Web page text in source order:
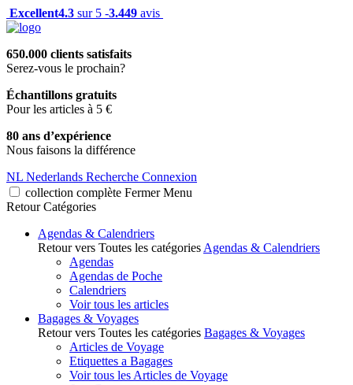
Excellent4.3 sur 5 -3.449 avis
650.000 clients satisfaits
Serez-vous le prochain?
Échantillons gratuits
Pour les articles à 5 €
80 ans d’expérience
Nous faisons la différence
NL Nederlands Recherche Connexion
collection complète Fermer Menu
Retour Catégories
Agendas & Calendriers
Retour vers Toutes les catégories Agendas & Calendriers
Agendas
Agendas de Poche
Calendriers
Voir tous les articles
Bagages & Voyages
Retour vers Toutes les catégories Bagages & Voyages
Articles de Voyage
Etiquettes a Bagages
Voir tous les Articles de Voyage